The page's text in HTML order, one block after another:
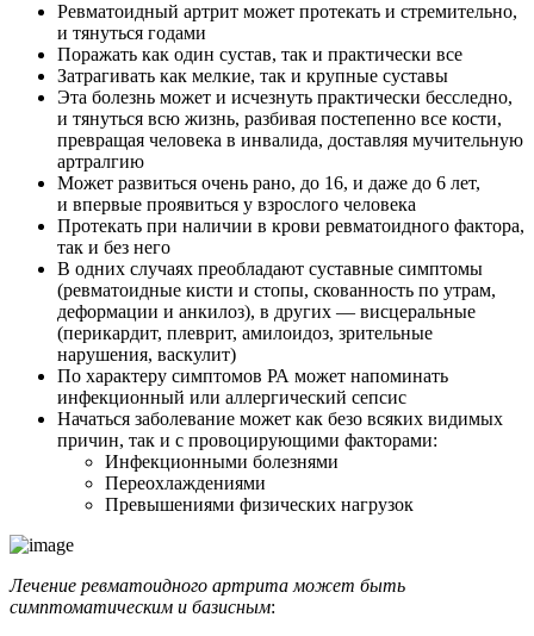
Ревматоидный артрит может протекать и стремительно,
и тянуться годами
Поражать как один сустав, так и практически все
Затрагивать как мелкие, так и крупные суставы
Эта болезнь может и исчезнуть практически бесследно,
и тянуться всю жизнь, разбивая постепенно все кости,
превращая человека в инвалида, доставляя мучительную
артралгию
Может развиться очень рано, до 16, и даже до 6 лет,
и впервые проявиться у взрослого человека
Протекать при наличии в крови ревматоидного фактора,
так и без него
В одних случаях преобладают суставные симптомы
(ревматоидные кисти и стопы, скованность по утрам,
деформации и анкилоз), в других — висцеральные
(перикардит, плеврит, амилоидоз, зрительные
нарушения, васкулит)
По характеру симптомов РА может напоминать
инфекционный или аллергический сепсис
Начаться заболевание может как безо всяких видимых
причин, так и с провоцирующими факторами:
Инфекционными болезнями
Переохлаждениями
Превышениями физических нагрузок
Лечение ревматоидного артрита может быть
симптоматическим и базисным: